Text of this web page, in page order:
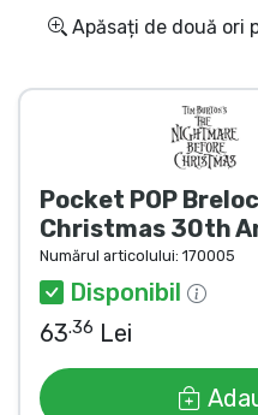
Apăsați de două ori
Pocket POP
Christmas 30th
Numărul articolului: 170005
Disponibil
63.36 Lei
Sortare după
Sortare după
Sortare după jocuri
Sortare după
Sortare după
Tipuri de produse